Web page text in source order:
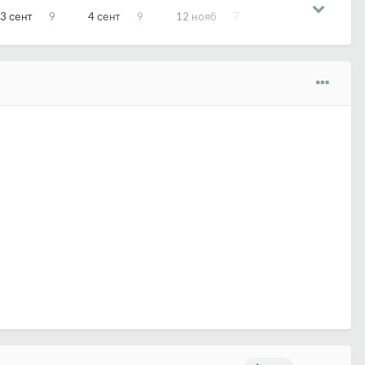
3 сент 9 4 сент 9 12 нояб 7